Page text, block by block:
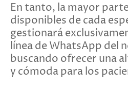
En tanto, la mayor
disponibles de cada
gestionará
línea de WhatsApp del
buscando ofrecer una
y cómoda para los